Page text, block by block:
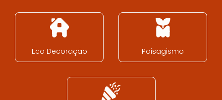
Eco Decoração Paisagismo